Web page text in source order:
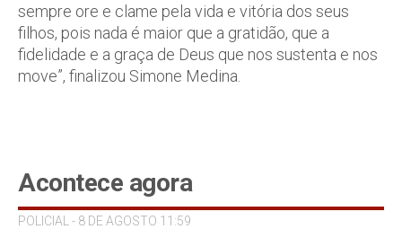
sempre ore e clame pela vida e vitória dos seus
filhos, pois nada é maior que a gratidão, que a
fidelidade e a graça de Deus que nos sustenta e nos
move”, finalizou Simone Medina.
Acontece agora
POLICIAL - 8 DE AGOSTO 11:59